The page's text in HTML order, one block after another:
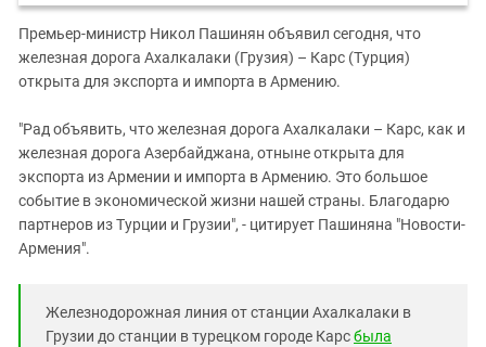
Премьер-министр Никол Пашинян объявил сегодня, что
железная дорога Ахалкалаки (Грузия) – Карс (Турция)
открыта для экспорта и импорта в Армению.
"Рад объявить, что железная дорога Ахалкалаки – Карс, как и
железная дорога Азербайджана, отныне открыта для
экспорта из Армении и импорта в Армению. Это большое
событие в экономической жизни нашей страны. Благодарю
партнеров из Турции и Грузии", - цитирует Пашиняна "Новости-
Армения".
Железнодорожная линия от станции Ахалкалаки в
Грузии до станции в турецком городе Карсбыла